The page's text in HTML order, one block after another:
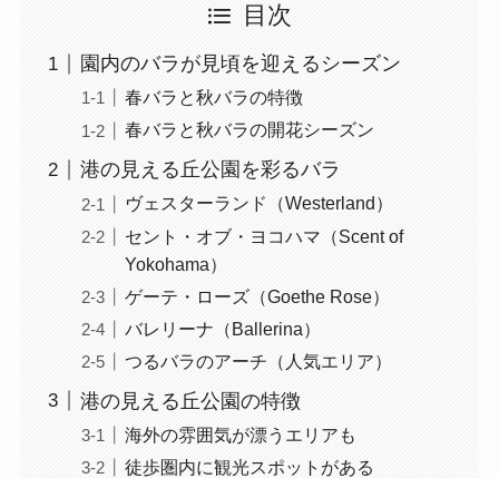
目次
園内のバラが見頃を迎えるシーズン
春バラと秋バラの特徴
春バラと秋バラの開花シーズン
港の見える丘公園を彩るバラ
ヴェスターランド（Westerland）
セント・オブ・ヨコハマ（Scent of
Yokohama）
ゲーテ・ローズ（Goethe Rose）
バレリーナ（Ballerina）
つるバラのアーチ（人気エリア）
港の見える丘公園の特徴
海外の雰囲気が漂うエリアも
徒歩圏内に観光スポットがある